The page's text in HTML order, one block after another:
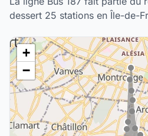
dessert 25 stations en Île-de-
+
−